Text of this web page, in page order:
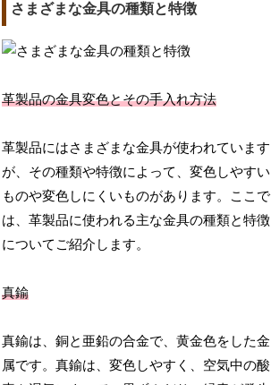
さまざまな金具の種類と特徴
革製品の金具変色とその手入れ方法
革製品にはさまざまな金具が使われています
が、その種類や特徴によって、変色しやすい
ものや変色しにくいものがあります。ここで
は、革製品に使われる主な金具の種類と特徴
についてご紹介します。
真鍮
真鍮は、銅と亜鉛の合金で、黄金色をした金
属です。真鍮は、変色しやすく、空気中の酸